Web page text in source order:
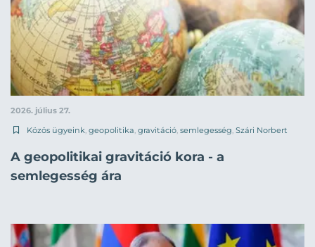
2026. július 27.
Közös ügyeink geopolitika gravitáció semlegesség Szári Norbert
A geopolitikai gravitáció kora - a
semlegesség ára